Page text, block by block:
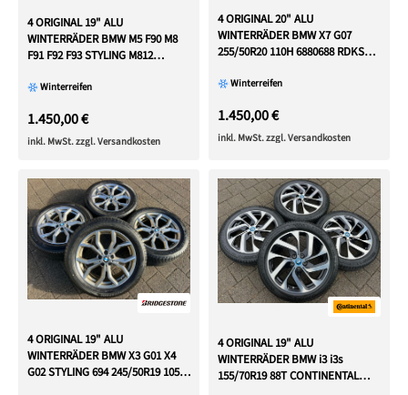
4 ORIGINAL 19" ALU
WINTERRÄDER BMW M5 F90 M8
F91 F92 F93 STYLING M812
Winterreifen
1.450,00 €
inkl. MwSt. zzgl. Versandkosten
4 ORIGINAL 20" ALU
WINTERRÄDER BMW X7 G07
255/50R20 110H 6880688 RDKS
Winterreifen
1.450,00 €
inkl. MwSt. zzgl. Versandkosten
4 ORIGINAL 19" ALU
WINTERRÄDER BMW X3 G01 X4
G02 STYLING 694 245/50R19 105V
4 ORIGINAL 19" ALU
WINTERRÄDER BMW i3 i3s
155/70R19 88T CONTINENTAL